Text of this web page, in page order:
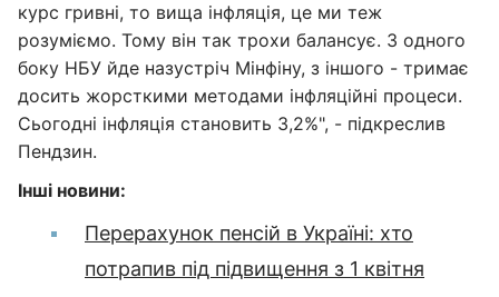
курс гривні, то вища інфляція, це ми теж
розуміємо. Тому він так трохи балансує. З одного
боку НБУ йде назустріч Мінфіну, з іншого - тримає
досить жорсткими методами інфляційні процеси.
Сьогодні інфляція становить 3,2%", - підкреслив
Пендзин.
Інші новини:
Перерахунок пенсій в Україні: хто
потрапив під підвищення з 1 квітня